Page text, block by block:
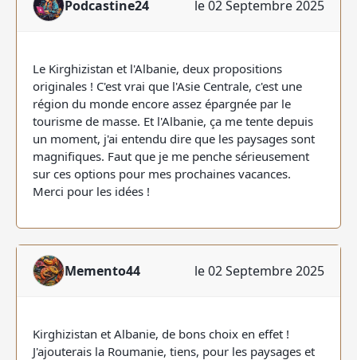
Podcastine24 le 02 Septembre 2025
Le Kirghizistan et l'Albanie, deux propositions
originales ! C'est vrai que l'Asie Centrale, c'est une
région du monde encore assez épargnée par le
tourisme de masse. Et l'Albanie, ça me tente depuis
un moment, j'ai entendu dire que les paysages sont
magnifiques. Faut que je me penche sérieusement
sur ces options pour mes prochaines vacances.
Merci pour les idées !
Memento44 le 02 Septembre 2025
Kirghizistan et Albanie, de bons choix en effet !
J'ajouterais la Roumanie, tiens, pour les paysages et